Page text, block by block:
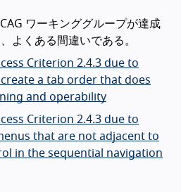
ワーキンググループが達成
よくある間違いである。
Criterion 2.4.3 due to
a tab order that does
and operability
Criterion 2.4.3 due to
that are not adjacent to
in the sequential navigation